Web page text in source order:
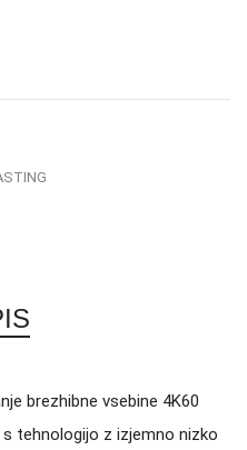
brezhibne vsebine 4K60
s tehnologijo z izjemno nizko